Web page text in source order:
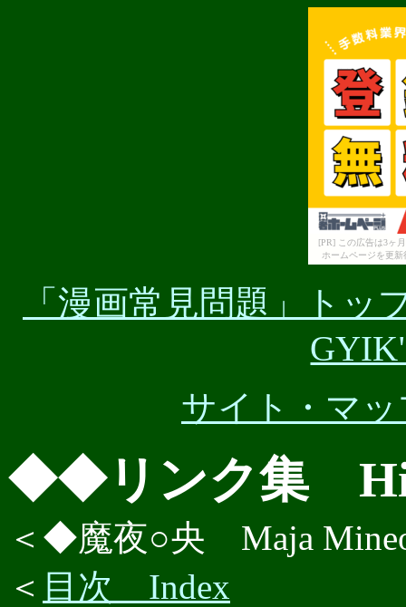
[PR] この広告は3ヶ
ホームページを更
「漫画常見問題」ト
サイト・マ
◆◆リンク集
＜◆魔夜○央 Maja
＜ 目次 Index